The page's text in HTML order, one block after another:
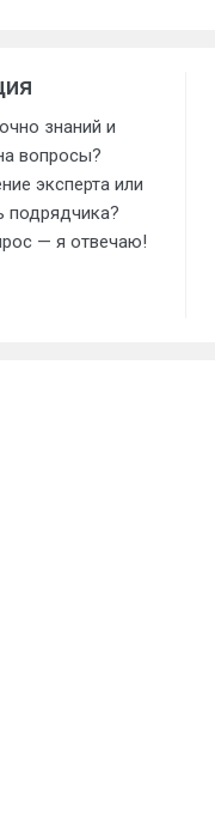
знаний и
вопросы?
эксперта или
подрядчика?
— я отвечаю!